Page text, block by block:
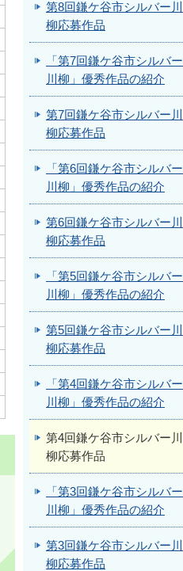
第8回鎌ケ谷市シルバー川
柳応募作品
「第7回鎌ケ谷市シルバー
川柳」優秀作品の紹介
第7回鎌ケ谷市シルバー川
柳応募作品
「第6回鎌ケ谷市シルバー
川柳」優秀作品の紹介
第6回鎌ケ谷市シルバー川
柳応募作品
「第5回鎌ケ谷市シルバー
川柳」優秀作品の紹介
第5回鎌ケ谷市シルバー川
柳応募作品
「第4回鎌ケ谷市シルバー
川柳」優秀作品の紹介
第4回鎌ケ谷市シルバー川
柳応募作品
「第3回鎌ケ谷市シルバー
川柳」優秀作品の紹介
第3回鎌ケ谷市シルバー川
柳応募作品